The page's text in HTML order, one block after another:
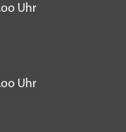
Uhr
Uhr